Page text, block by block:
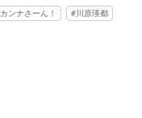
カンナさーん！
川原瑛都